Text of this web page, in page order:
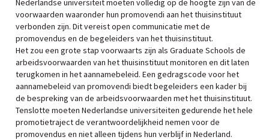
Nederlandse universiteit moeten volledig op de hoogte zijn van de
voorwaarden waaronder hun promovendi aan het thuisinstituut
verbonden zijn. Dit vereist open communicatie met de
promovendus en de begeleiders van het thuisinstituut.
Het zou een grote stap voorwaarts zijn als Graduate Schools de
arbeidsvoorwaarden van het thuisinstituut monitoren en dit laten
terugkomen in het aannamebeleid. Een gedragscode voor het
aannamebeleid van promovendi biedt begeleiders een kader bij
de bespreking van de arbeidsvoorwaarden met het thuisinstituut.
Tenslotte moeten Nederlandse universiteiten gedurende het hele
promotietraject de verantwoordelijkheid nemen voor de
promovendus en niet alleen tijdens hun verblijf in Nederland.